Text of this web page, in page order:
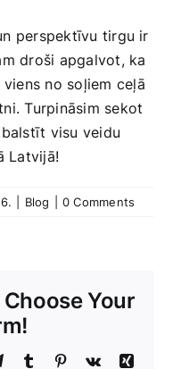
perspektīvu tirgu ir
droši apgalvot, ​ka
no soļiem‍ ceļā
Turpināsim sekot
visu​ veidu
Latvijā!
Blog 0 Comments
Your
TelegramTumblr Pinterest
Vk
Xing